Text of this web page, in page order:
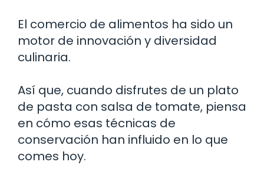
El comercio de alimentos ha sido un
motor de innovación y diversidad
culinaria.
Así que, cuando disfrutes de un plato
de pasta con salsa de tomate, piensa
en cómo esas técnicas de
conservación han influido en lo que
comes hoy.